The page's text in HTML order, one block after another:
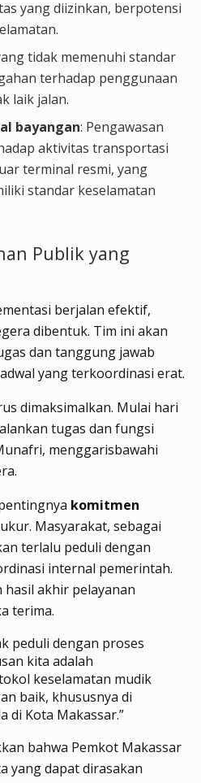
yang diizinkan, berpotensi
tidak memenuhi standar
terhadap penggunaan
laik jalan.
bayangan: Pengawasan
aktivitas transportasi
terminal resmi, yang
standar keselamatan
Publik yang
berjalan efektif,
dibentuk. Tim ini akan
dan tanggung jawab
yang terkoordinasi erat.
dimaksimalkan. Mulai hari
tugas dan fungsi
menggarisbawahi
komitmen
Masyarakat, sebagai
terlalu peduli dengan
internal pemerintah.
hasil akhir pelayanan
terima.
peduli dengan proses
kita adalah
keselamatan mudik
baik, khususnya di
di Kota Makassar.”
bahwa Pemkot Makassar
yang dapat dirasakan